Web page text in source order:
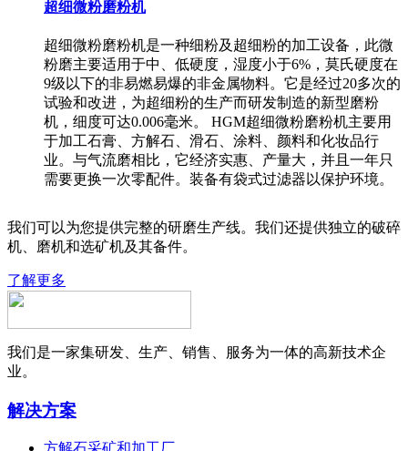
超细微粉磨粉机
超细微粉磨粉机是一种细粉及超细粉的加工设备，此微
粉磨主要适用于中、低硬度，湿度小于6%，莫氏硬度在
9级以下的非易燃易爆的非金属物料。它是经过20多次的
试验和改进，为超细粉的生产而研发制造的新型磨粉
机，细度可达0.006毫米。 HGM超细微粉磨粉机主要用
于加工石膏、方解石、滑石、涂料、颜料和化妆品行
业。与气流磨相比，它经济实惠、产量大，并且一年只
需要更换一次零配件。装备有袋式过滤器以保护环境。
我们可以为您提供完整的研磨生产线。我们还提供独立的破碎
机、磨机和选矿机及其备件。
了解更多
我们是一家集研发、生产、销售、服务为一体的高新技术企
业。
解决方案